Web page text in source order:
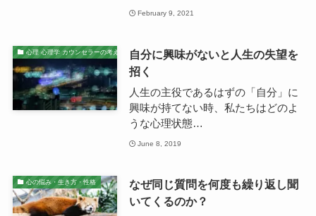
February 9, 2021
心理 心理学 カウンセラーの考え
自分に興味がないと人生の失望を
招く
人生の主役であるはずの「自分」に
興味が持てない時、私たちはどのよ
うな心理状態…
June 8, 2019
心の悩み・生き方・性格
なぜ同じ質問を何度も繰り返し聞
いてくるのか？